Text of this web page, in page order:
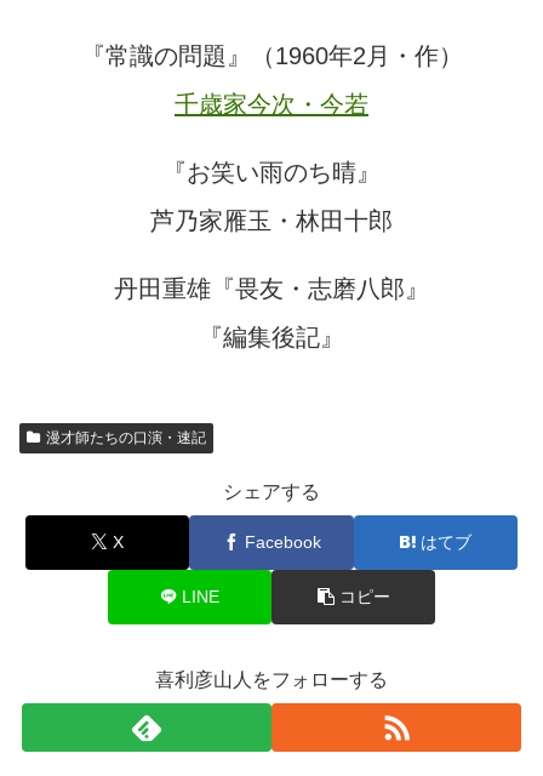
『常識の問題』（1960年2月・作）
千歳家今次・今若
『お笑い雨のち晴』
芦乃家雁玉・林田十郎
丹田重雄 『畏友・志磨八郎』
『編集後記』
漫才師たちの口演・速記
シェアする
X Facebook はてブ
LINE コピー
喜利彦山人をフォローする